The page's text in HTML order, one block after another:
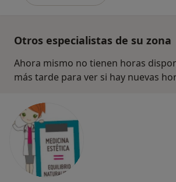
Otros especialistas de su zona
Ahora mismo no tienen horas
más tarde para ver si hay nuevas